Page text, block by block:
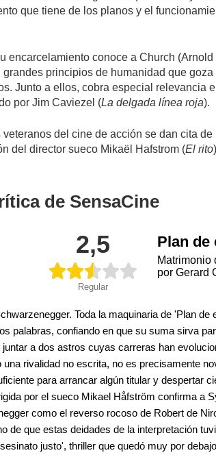
que tiene de los planos y el
encarcelamiento conoce a Church
grandes principios de humanidad que
Junto a ellos, cobra especial relevancia
por Jim Caviezel (La delgada línea roja).
veteranos del cine de acción se dan cita
del director sueco Mikaël Hafstrom (El rito
de SensaCine
2,5
Regular
Plan de
Matrimonio
por Gerard
Toda la maquinaria de 'Plan
palabras, confiando en que su suma sirva
juntar a dos astros cuyas carreras han
una rivalidad no escrita, no es precisamente
para arrancar algún titular y despertar
por el sueco Mikael Håfström confirma a
como el reverso rocoso de Robert de
de que estas deidades de la interpretación
justo', thriller que quedó muy por